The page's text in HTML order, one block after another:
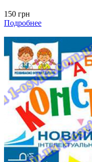
150 грн
Подробнее